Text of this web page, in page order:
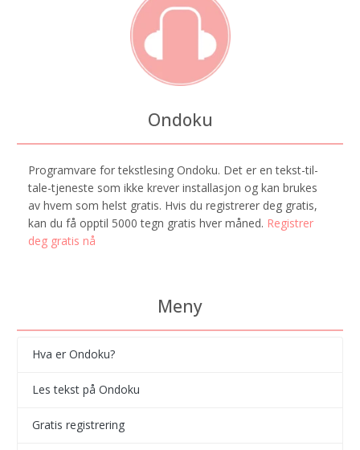
Ondoku
Programvare for tekstlesing Ondoku. Det er en tekst-til-
tale-tjeneste som ikke krever installasjon og kan brukes
av hvem som helst gratis. Hvis du registrerer deg gratis,
kan du få opptil 5000 tegn gratis hver måned. Registrer
deg gratis nå
Meny
Hva er Ondoku?
Les tekst på Ondoku
Gratis registrering